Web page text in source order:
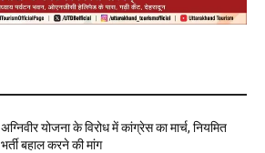
अग्निवीर योजना के विरोध में कांग्रेस का मार्च, नियमित
भर्ती बहाल करने की मांग